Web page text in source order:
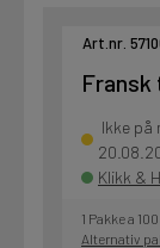
Art.nr.
Fransk
Ikke på
Klikk &
1 Pakke a
Alternativ